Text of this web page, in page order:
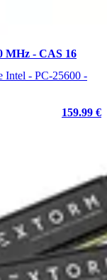
MHz - CAS 16
Intel - PC-25600 -
159.99 €